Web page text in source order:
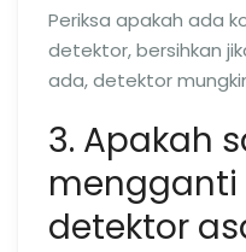
Periksa apakah ada
detektor, bersihkan
ada, detektor
3. Apakah
detektor